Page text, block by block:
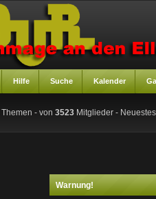
Hilfe Suche Kalender
Themen - von3523 Mitglieder -
Warnung!